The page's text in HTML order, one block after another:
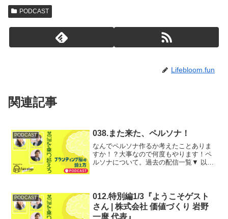
PODCAST
Lifebloom.fun
関連記事
PODCAST 038.また来た、ペルソナ！
なんでペルソナ作るか考えたことありま
すか！？大事なので何度もやります！ペ
ルソナについて。過去の配信一覧▼ 以下
ご相談や扱って欲し...
PODCAST
012.特別編1/3『ようこそゲスト
さん | 株式会社 価値づくり 岩野
一麿 代表』